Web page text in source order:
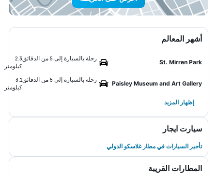
أشهر المعالم
St. Mirren Park
رحلة بالسيارة إلى 5 من الدقائق
2.3
كيلومتر
Paisley Museum and Art Gallery
رحلة بالسيارة إلى 5 من الدقائق
3.1
كيلومتر
إظهار المزيد
سيارت ايجار
تأجير السيارات في مطار غلاسكو الدولي
المطارات القريبة